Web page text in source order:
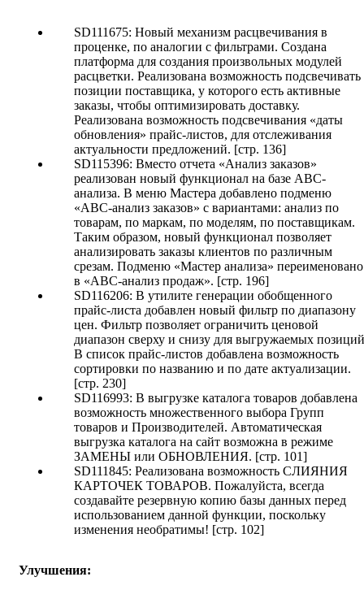
SD111675: Новый механизм расцвечивания в
проценке, по аналогии с фильтрами. Создана
платформа для создания произвольных модулей
расцветки. Реализована возможность подсвечивать
позиции поставщика, у которого есть активные
заказы, чтобы оптимизировать доставку.
Реализована возможность подсвечивания «даты
обновления» прайс-листов, для отслеживания
актуальности предложений. [стр. 136]
SD115396: Вместо отчета «Анализ заказов»
реализован новый функционал на базе ABC-
анализа. В меню Мастера добавлено подменю
«ABC-анализ заказов» с вариантами: анализ по
товарам, по маркам, по моделям, по поставщикам.
Таким образом, новый функционал позволяет
анализировать заказы клиентов по различным
срезам. Подменю «Мастер анализа» переименовано
в «ABC-анализ продаж». [стр. 196]
SD116206: В утилите генерации обобщенного
прайс-листа добавлен новый фильтр по диапазону
цен. Фильтр позволяет ограничить ценовой
диапазон сверху и снизу для выгружаемых
В список прайс-листов добавлена возможность
сортировки по названию и по дате актуализации.
[стр. 230]
SD116993: В выгрузке каталога товаров добавлена
возможность множественного выбора Групп
товаров и Производителей. Автоматическая
выгрузка каталога на сайт возможна в режиме
ЗАМЕНЫ или ОБНОВЛЕНИЯ. [стр. 101]
SD111845: Реализована возможность СЛИЯНИЯ
КАРТОЧЕК ТОВАРОВ. Пожалуйста, всегда
создавайте резервную копию базы данных перед
использованием данной функции, поскольку
изменения необратимы! [стр. 102]
Улучшения: